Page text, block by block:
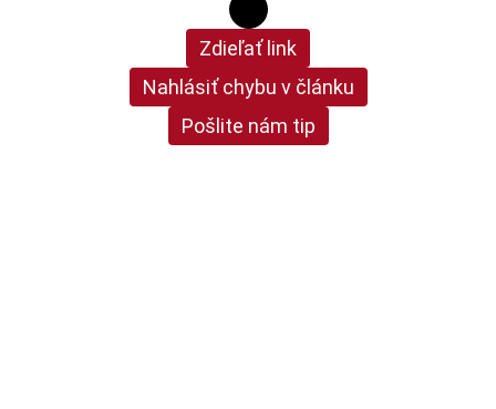
Zdieľať link
Nahlásiť chybu v článku
Pošlite nám tip